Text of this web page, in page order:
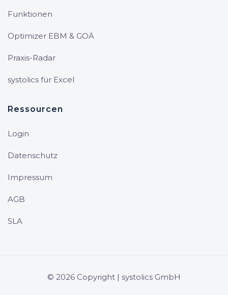
Funktionen
Optimizer EBM & GOÄ
Praxis-Radar
systolics für Excel
Ressourcen
Login
Datenschutz
Impressum
AGB
SLA
© 2026 Copyright | systolics GmbH